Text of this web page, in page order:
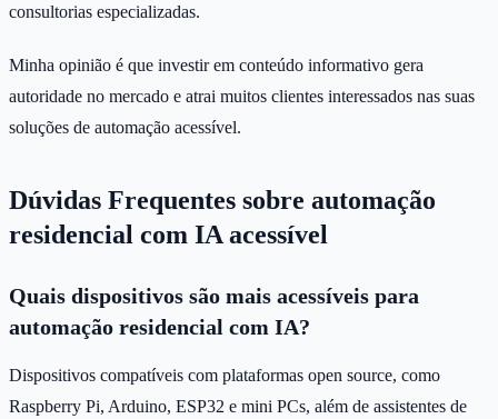
consultorias especializadas.
Minha opinião é que investir em conteúdo informativo gera
autoridade no mercado e atrai muitos clientes interessados nas suas
soluções de automação acessível.
Dúvidas Frequentes sobre automação
residencial com IA acessível
Quais dispositivos são mais acessíveis para
automação residencial com IA?
Dispositivos compatíveis com plataformas open source, como
Raspberry Pi, Arduino, ESP32 e mini PCs, além de assistentes de